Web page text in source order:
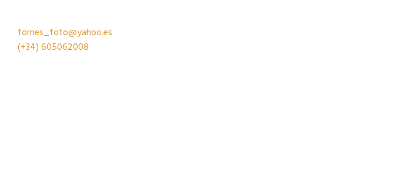
fornes_foto@yahoo.es
(+34)605062008